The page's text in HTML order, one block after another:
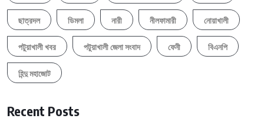
ছাত্রদল ডিমলা নারী নীলফামারী নোয়াখালী
পটুয়াখালী খবর পটুয়াখালী জেলা সংবাদ ফেনী বিএনপি
হিন্দু মহাজোট
Recent Posts